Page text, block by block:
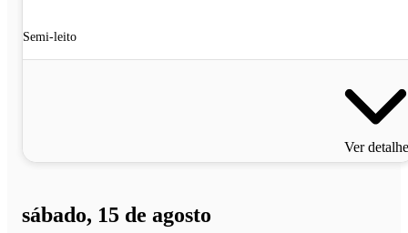
Semi-leito
Ver
sábado, 15 de agosto